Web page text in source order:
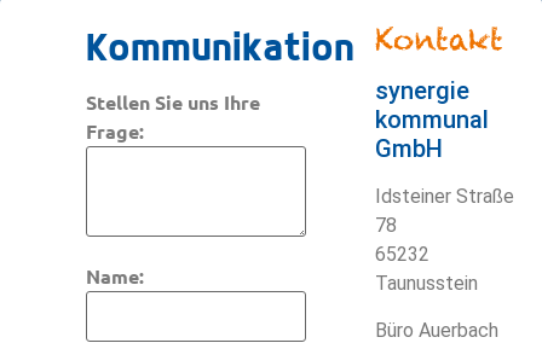
Kommunikation
Stellen Sie uns Ihre
Frage:
Name:
Kontakt
synergie
kommunal
GmbH
Idsteiner Straße
78
65232
Taunusstein
Büro Auerbach